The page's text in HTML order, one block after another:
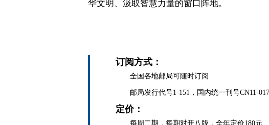
华文明、汲取智慧力量的窗口阵地。
订阅方式：
全国各地邮局可随时订阅
邮局发行代号1-151，国内统一刊号CN11-
定价：
每周二期，每期对开八版，全年定价180元